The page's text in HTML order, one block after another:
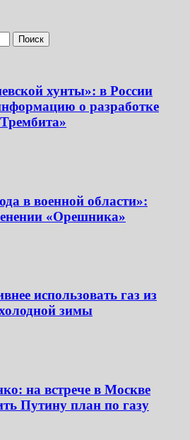
хунты»: в России
о разработке
в военной области»:
«Орешника»
использовать газ из
зимы
на встрече в Москве
Путину план по газу